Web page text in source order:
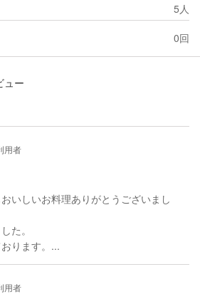
5人
0回
ュー
用者
いしいお料理ありがとうございまし
た。
ります。...
用者